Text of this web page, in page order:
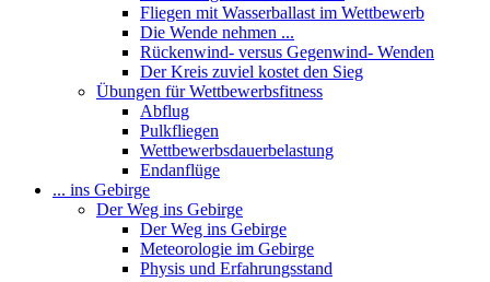
Fliegen mit Wasserballast im Wettbewerb
Die Wende nehmen ...
Rückenwind- versus Gegenwind- Wenden
Der Kreis zuviel kostet den Sieg
Übungen für Wettbewerbsfitness
Abflug
Pulkfliegen
Wettbewerbsdauerbelastung
Endanflüge
... ins Gebirge
Der Weg ins Gebirge
Der Weg ins Gebirge
Meteorologie im Gebirge
Physis und Erfahrungsstand